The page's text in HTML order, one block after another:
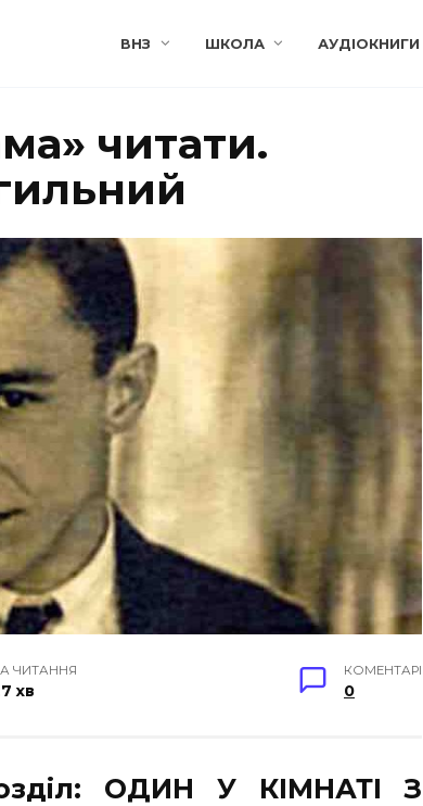
ВНЗ ШКОЛА АУДІОКНИГИ
читати.
ЧИТАННЯ
хв
КОМЕНТАРІ
0
ОДИН У КІМНАТІ З